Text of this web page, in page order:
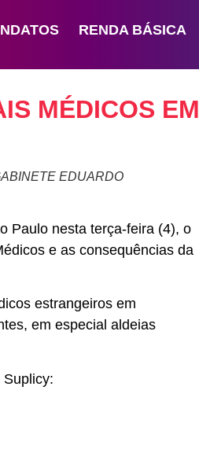
RENDA BÁSICA
MÉDICOS EM
EDUARDO
Paulo nesta terça-feira (4), o
e as consequências da
estrangeiros em
em especial aldeias